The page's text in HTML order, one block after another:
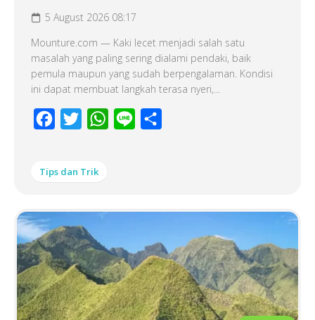
5 August 2026 08:17
Mounture.com — Kaki lecet menjadi salah satu
masalah yang paling sering dialami pendaki, baik
pemula maupun yang sudah berpengalaman. Kondisi
ini dapat membuat langkah terasa nyeri,...
Facebook
Twitter WhatsApp
Line
Tips dan Trik